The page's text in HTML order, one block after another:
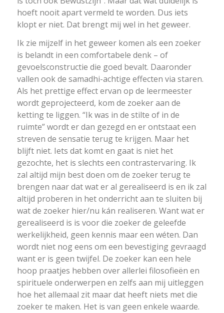
hoeft nooit apart vermeld te worden. Dus iets
klopt er niet. Dat brengt mij wel in het geweer.
Ik zie mijzelf in het geweer komen als een zoeker
is belandt in een comfortabele denk – of
gevoelsconstructie die goed bevalt. Daaronder
vallen ook de samadhi-achtige effecten via staren.
Als het prettige effect ervan op de leermeester
wordt geprojecteerd, kom de zoeker aan de
ketting te liggen. “Ik was in de stilte of in de
ruimte” wordt er dan gezegd en er ontstaat een
streven de sensatie terug te krijgen. Maar het
blijft niet. Iets dat komt en gaat is niet het
gezochte, het is slechts een contrastervaring. Ik
zal altijd mijn best doen om de zoeker terug te
brengen naar dat wat er al gerealiseerd is en ik zal
altijd proberen in het onderricht aan te sluiten bij
wat de zoeker hier/nu kán realiseren. Want wat er
gerealiseerd is is voor die zoeker de geleefde
werkelijkheid, geen kennis maar een wéten. Dan
wordt niet nog eens om een bevestiging gevraagd
want er is geen twijfel. De zoeker kan een hele
hoop praatjes hebben over allerlei filosofieën en
spirituele onderwerpen en zelfs aan mij uitleggen
hoe het allemaal zit maar dat heeft niets met die
zoeker te maken. Het is van geen enkele waarde.